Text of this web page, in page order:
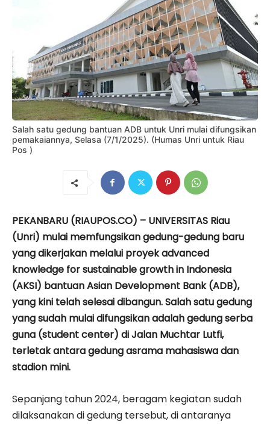
Salah satu gedung bantuan ADB untuk Unri mulai difungsikan
pemakaiannya, Selasa (7/1/2025). (Humas Unri untuk Riau
Pos )
PEKANBARU (RIAUPOS.CO) – UNIVERSITAS Riau
(Unri) mulai memfungsikan gedung-gedung baru
yang dikerjakan melalui proyek advanced
knowledge for sustainable growth in Indonesia
(AKSI) bantuan Asian Development Bank (ADB),
yang kini telah selesai dibangun. Salah satu gedung
yang sudah mulai difungsikan adalah gedung serba
guna (student center) di Jalan Muchtar Lutfi,
terletak antara gedung asrama mahasiswa dan
stadion mini.
Sepanjang tahun 2024, beragam kegiatan sudah
dilaksanakan di gedung tersebut, di antaranya